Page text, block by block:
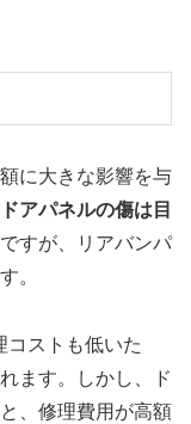
に大きな影響を与
アパネルの傷は目
ですが、リアバンパ
。
コストも低いた
ます。しかし、ド
、修理費用が高額